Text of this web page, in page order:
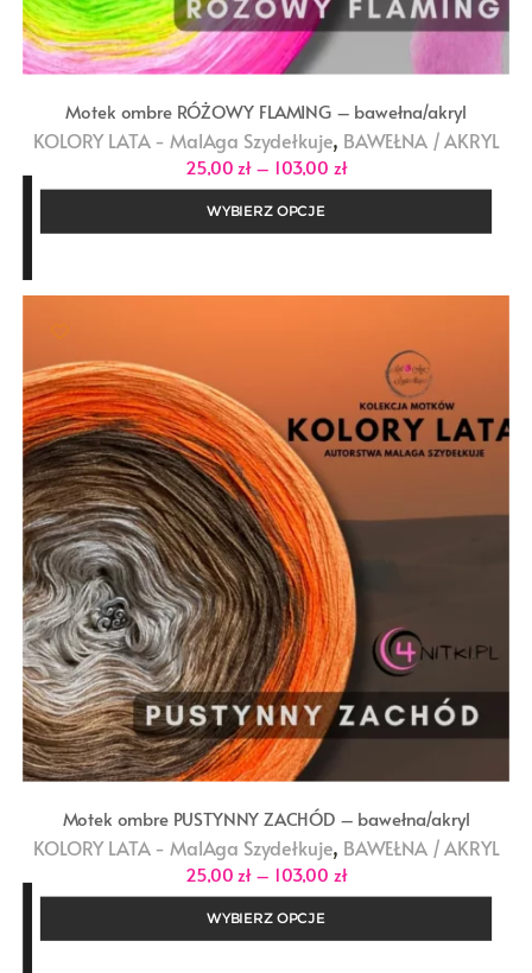
Motek ombre RÓŻOWY FLAMING – bawełna/akryl
KOLORY LATA - MalAga Szydełkuje, BAWEŁNA / AKRYL
25,00zł – 103,00 złZakres
cen:
do
WYBIERZ OPCJE
Motek ombre PUSTYNNY ZACHÓD – bawełna/akryl
KOLORY LATA - MalAga Szydełkuje, BAWEŁNA / AKRYL
25,00 zł – 103,00 złZakres
cen:
do
WYBIERZ OPCJE